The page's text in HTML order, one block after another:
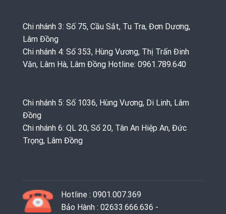
Chi nhánh 3: Số 75, Cầu Sắt, Tu Tra, Đơn Dương,
Lâm Đồng
Chi nhánh 4: Số 353, Hùng Vương, Thị Trấn Đinh
Văn, Lâm Hà, Lâm Đồng Hotline: 0961.789.640
Chi nhánh 5: Số 1036, Hùng Vương, Di Linh, Lâm
Đồng
Chi nhánh 6: QL 20, Số 20, Tân An Hiệp An, Đức
Trọng, Lâm Đồng
Hotline : 0901.007.369
Bảo Hành : 02633.666.636 -